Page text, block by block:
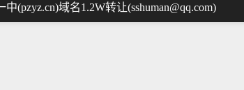
中(pzyz.cn)域名1.2W转让(sshuman@qq.com)